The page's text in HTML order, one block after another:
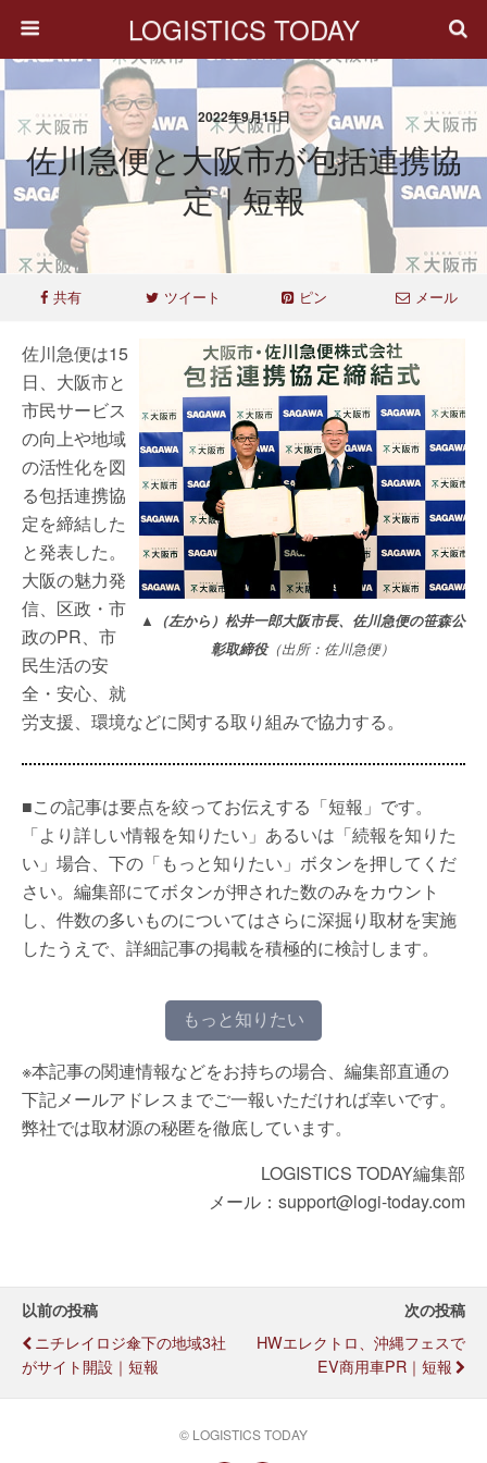
LOGISTICS TODAY
2022年9月15日
佐川急便と大阪市が包括連携協
定｜短報
共有 ツイート ピン メール
▲（左から）松井一郎大阪市長、佐川急便の笹森公
彰取締役（出所：佐川急便）
佐川急便は15
日、大阪市と
市民サービス
の向上や地域
の活性化を図
る包括連携協
定を締結した
と発表した。
大阪の魅力発
信、区政・市
政のPR、市
民生活の安
全・安心、就
労支援、環境などに関する取り組みで協力する。
■この記事は要点を絞ってお伝えする「短報」です。
「より詳しい情報を知りたい」あるいは「続報を知りた
い」場合、下の「もっと知りたい」ボタンを押してくだ
さい。編集部にてボタンが押された数のみをカウント
し、件数の多いものについてはさらに深掘り取材を実施
したうえで、詳細記事の掲載を積極的に検討します。
もっと知りたい
※本記事の関連情報などをお持ちの場合、編集部直通の
下記メールアドレスまでご一報いただければ幸いです。
弊社では取材源の秘匿を徹底しています。
LOGISTICS TODAY編集部
メール：support@logi-today.com
以前の投稿
ニチレイロジ傘下の地域3社
がサイト開設｜短報
次の投稿
HWエレクトロ、沖縄フェスで
EV商用車PR｜短報
© LOGISTICS TODAY